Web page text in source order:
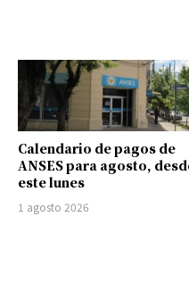
Calendario de pagos de
ANSES para agosto,
este lunes
1 agosto 2026